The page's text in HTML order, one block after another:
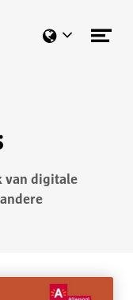
van digitale